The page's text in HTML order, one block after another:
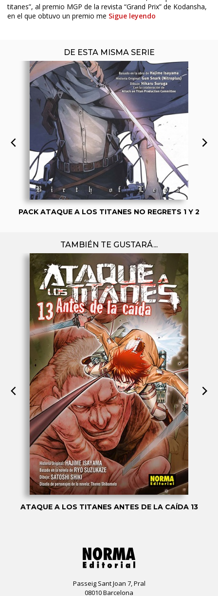
titanes”, al premio MGP de la revista “Grand Prix” de Kodansha,
en el que obtuvo un premio me Sigue leyendo
DE ESTA MISMA SERIE
PACK ATAQUE A LOS TITANES NO REGRETS 1 Y 2
TAMBIÉN TE GUSTARÁ...
ATAQUE A LOS TITANES ANTES DE LA CAÍDA 13
Passeig Sant Joan 7, Pral
08010 Barcelona